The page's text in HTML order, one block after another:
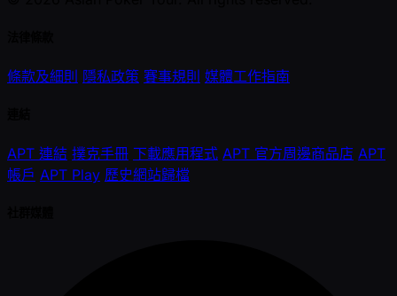
條款及細則 隱私政策 賽事規則 媒體工作指南
APT 連結 撲克手冊 下載應用程式 APT 官方周邊商品店 APT
帳戶 APT Play 歷史網站歸檔